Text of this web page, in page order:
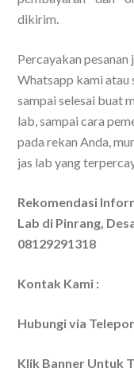
dikirim.
Percayakan
Whatsapp kami atau
sampai selesai buat
lab, sampai cara
pada rekan Anda,
jas lab yang
Rekomendasi
Lab di Pinrang,
08129291318
Kontak Kami :
Hubungi via
Klik Banner Untuk